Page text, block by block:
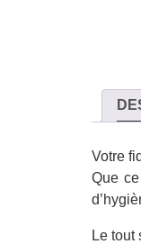
Votre
Que
Le